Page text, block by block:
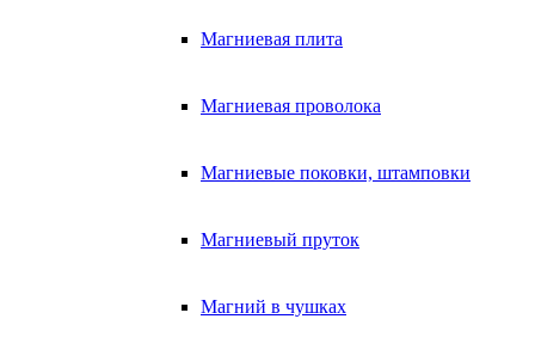
Магниевая плита
Магниевая проволока
Магниевые поковки, штамповки
Магниевый пруток
Магний в чушках